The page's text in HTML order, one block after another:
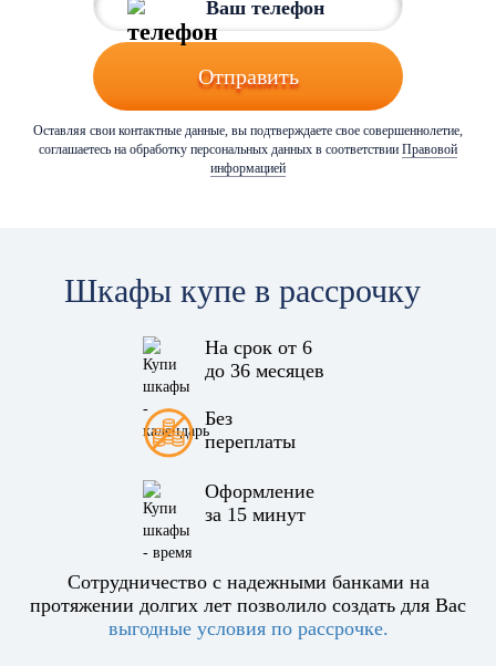
Отправить
Оставляя свои контактные данные, вы подтверждаете свое совершеннолетие,
соглашаетесь на обработку персональных данных в соответствии Правовой
информацией
Шкафы купе в рассрочку
На срок от 6
до 36 месяцев
Без
переплаты
Оформление
за 15 минут
Сотрудничество с надежными банками на
протяжении долгих лет позволило создать для Вас
выгодные условия по рассрочке.